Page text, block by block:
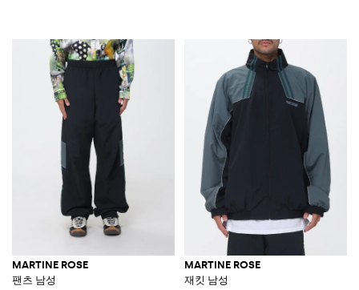
MARTINE ROSE
팬츠 남성
MARTINE ROSE
재킷 남성